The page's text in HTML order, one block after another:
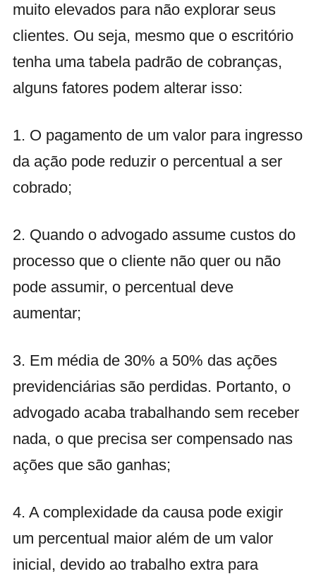
muito elevados para não explorar seus
clientes. Ou seja, mesmo que o escritório
tenha uma tabela padrão de cobranças,
alguns fatores podem alterar isso:
1. O pagamento de um valor para ingresso
da ação pode reduzir o percentual a ser
cobrado;
2. Quando o advogado assume custos do
processo que o cliente não quer ou não
pode assumir, o percentual deve
aumentar;
3. Em média de 30% a 50% das ações
previdenciárias são perdidas. Portanto, o
advogado acaba trabalhando sem receber
nada, o que precisa ser compensado nas
ações que são ganhas;
4. A complexidade da causa pode exigir
um percentual maior além de um valor
inicial, devido ao trabalho extra para